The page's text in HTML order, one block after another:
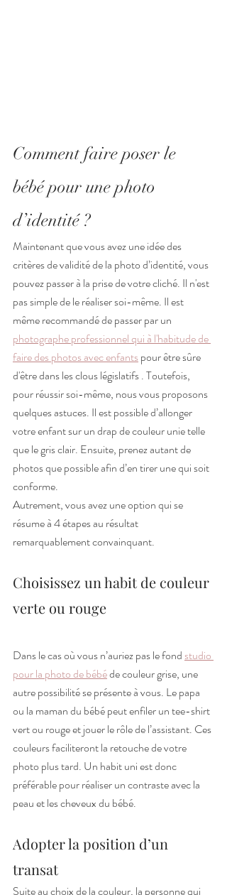
Comment faire poser le
bébé pour une photo
d’identité ?
Maintenant que vous avez une idée des
critères de validité de la photo d’identité, vous
pouvez passer à la prise de votre cliché. Il n'est
pas simple de le réaliser soi-même. Il est
même recommandé de passer par un
photographe professionnel qui à l'habitude de
faire des photos avec enfants pour être sûre
d'être dans les clous législatifs . Toutefois,
pour réussir soi-même, nous vous proposons
quelques astuces. Il est possible d’allonger
votre enfant sur un drap de couleur unie telle
que le gris clair. Ensuite, prenez autant de
photos que possible afin d’en tirer une qui soit
conforme.
Autrement, vous avez une option qui se
résume à 4 étapes au résultat
remarquablement convainquant.
Choisissez un habit de couleur
verte ou rouge
Dans le cas où vous n’auriez pas le fond studio
pour la photo de bébé de couleur grise, une
autre possibilité se présente à vous. Le papa
ou la maman du bébé peut enfiler un tee-shirt
vert ou rouge et jouer le rôle de l’assistant. Ces
couleurs faciliteront la retouche de votre
photo plus tard. Un habit uni est donc
préférable pour réaliser un contraste avec la
peau et les cheveux du bébé.
Adopter la position d’un
transat
Suite au choix de la couleur, la personne qui